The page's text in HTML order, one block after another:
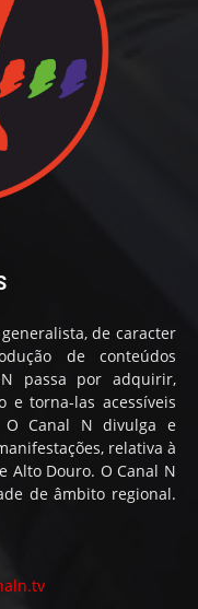
de caracter
de conteúdos
passa por adquirir,
e torna-las acessíveis
O Canal N divulga e
relativa à
Alto Douro. O Canal N
de âmbito regional.